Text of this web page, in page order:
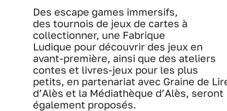
Des escape games immersifs,
des tournois de jeux de cartes à
collectionner, une Fabrique
Ludique pour découvrir des jeux en
avant-première, ainsi que des ateliers
contes et livres-jeux pour les plus
petits, en partenariat avec Graine de
d’Alès et la Médiathèque d’Alès, seront
également proposés.